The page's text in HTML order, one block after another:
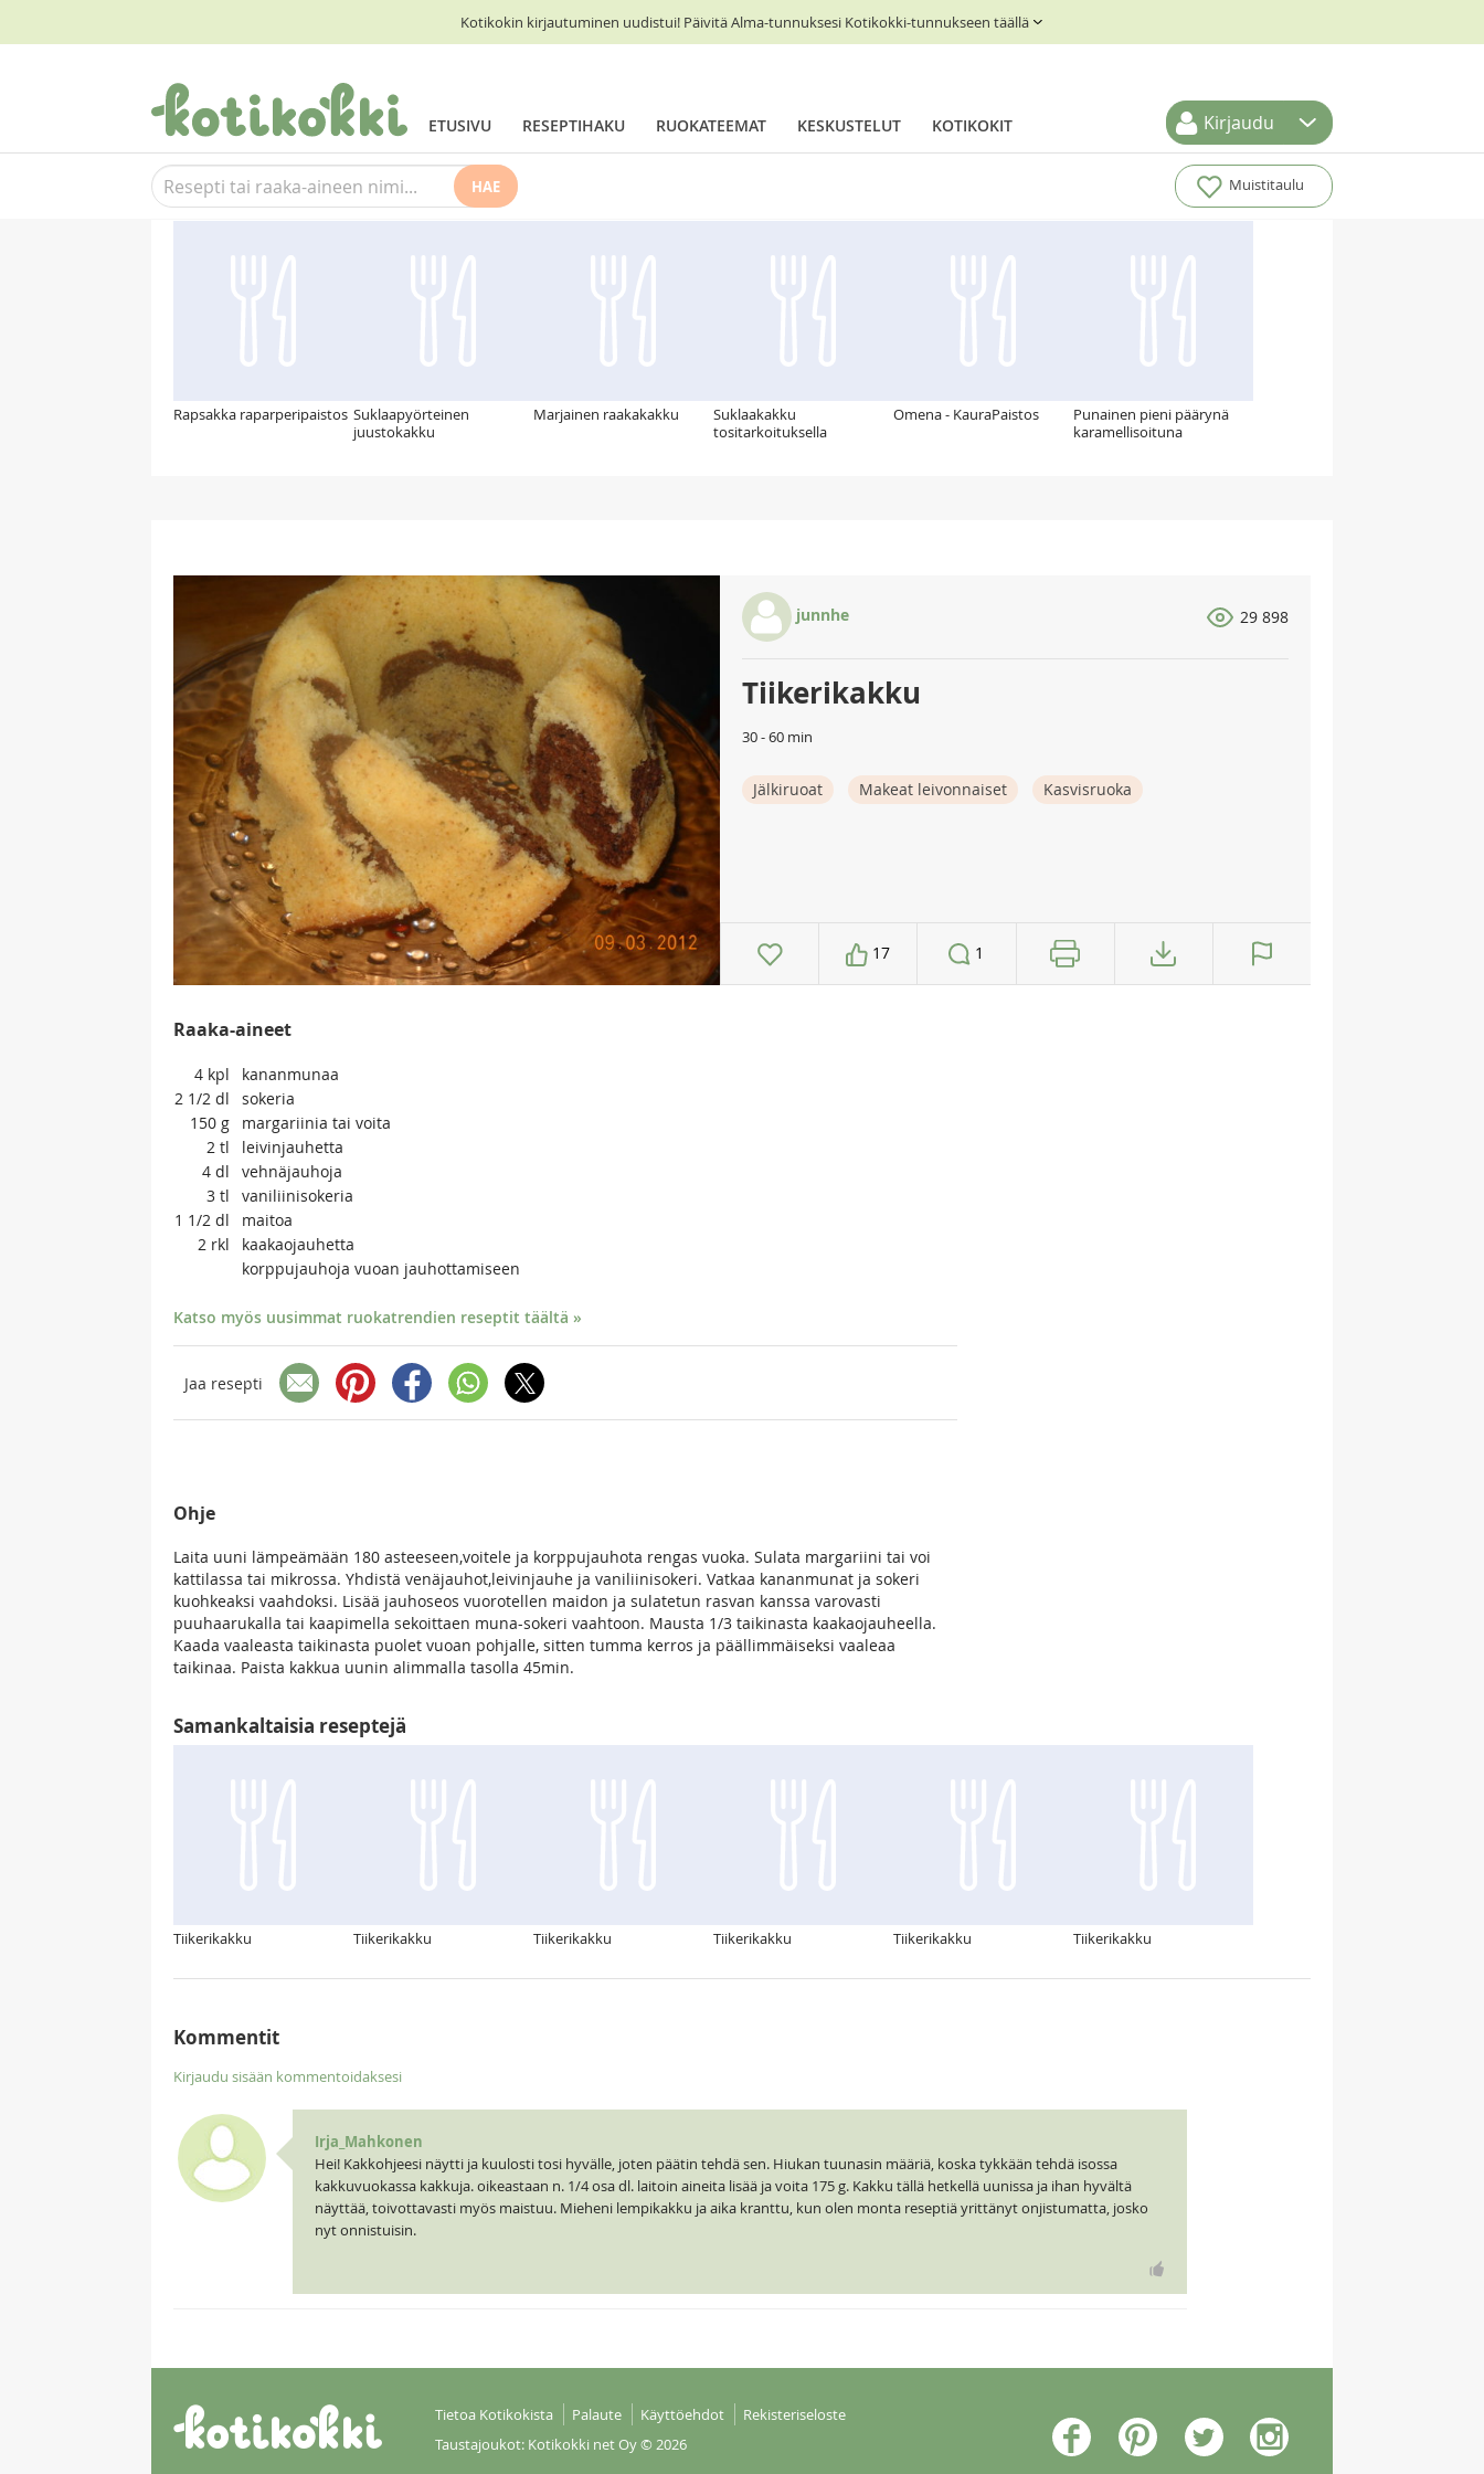
Kotikokin kirjautuminen uudistui! Päivitä Alma-tunnuksesi Kotikokki-tunnukseen täällä
ETUSIVU RESEPTIHAKU RUOKATEEMAT KESKUSTELUT KOTIKOKIT Kirjaudu
HAE Muistitaulu
Suosittelemme myös
Rapsakka raparperipaistos Suklaapyörteinen
juustokakku
Marjainen raakakakku
Suklaakakku
tositarkoituksella
Omena - KauraPaistos
Punainen pieni päärynä
karamellisoituna
junnhe 29 898
Tiikerikakku
30 - 60 min
Jälkiruoat Makeat leivonnaiset Kasvisruoka
17 1
Raaka-aineet
4 kpl
kananmunaa
2 1/2 dl
sokeria
150 g
margariinia tai voita
2 tl
leivinjauhetta
4 dl
vehnäjauhoja
3 tl
vaniliinisokeria
1 1/2 dl
maitoa
2 rkl
kaakaojauhetta
korppujauhoja vuoan jauhottamiseen
Katso myös uusimmat ruokatrendien reseptit täältä »
Jaa resepti
Ohje
Laita uuni lämpeämään 180 asteeseen,voitele ja korppujauhota rengas vuoka. Sulata margariini tai voi
kattilassa tai mikrossa. Yhdistä venäjauhot,leivinjauhe ja vaniliinisokeri. Vatkaa kananmunat ja sokeri
kuohkeaksi vaahdoksi. Lisää jauhoseos vuorotellen maidon ja sulatetun rasvan kanssa varovasti
puuhaarukalla tai kaapimella sekoittaen muna-sokeri vaahtoon. Mausta 1/3 taikinasta kaakaojauheella.
Kaada vaaleasta taikinasta puolet vuoan pohjalle, sitten tumma kerros ja päällimmäiseksi vaaleaa
taikinaa. Paista kakkua uunin alimmalla tasolla 45min.
Samankaltaisia reseptejä
Tiikerikakku Tiikerikakku Tiikerikakku Tiikerikakku Tiikerikakku Tiikerikakku
Kommentit
Kirjaudu sisään kommentoidaksesi
Irja_Mahkonen
Hei! Kakkohjeesi näytti ja kuulosti tosi hyvälle, joten päätin tehdä sen. Hiukan tuunasin määriä, koska tykkään tehdä isossa
kakkuvuokassa kakkuja. oikeastaan n. 1/4 osa dl. laitoin aineita lisää ja voita 175 g. Kakku tällä hetkellä uunissa ja ihan hyvältä
näyttää, toivottavasti myös maistuu. Mieheni lempikakku ja aika kranttu, kun olen monta reseptiä yrittänyt onjistumatta, josko
nyt onnistuisin.
Tietoa Kotikokista Palaute Käyttöehdot
Rekisteriseloste
Taustajoukot: Kotikokki net Oy© 2026